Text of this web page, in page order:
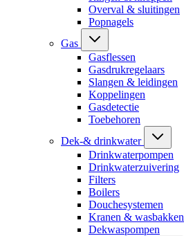
Overval & sluitingen
Popnagels
Gas
Gasflessen
Gasdrukregelaars
Slangen & leidingen
Koppelingen
Gasdetectie
Toebehoren
Dek-& drinkwater
Drinkwaterpompen
Drinkwaterzuivering
Filters
Boilers
Douchesystemen
Kranen & wasbakken
Dekwaspompen